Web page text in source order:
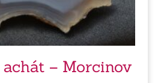
– Morcinov